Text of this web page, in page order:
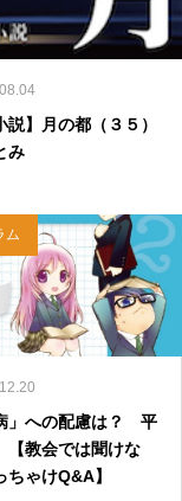
『ふっと心がラ
ことば』（大和書
日発売。
説】月の都（３５）
み
ム
」への配慮は？ 平
教会では聞けな
ちゃけQ&A】